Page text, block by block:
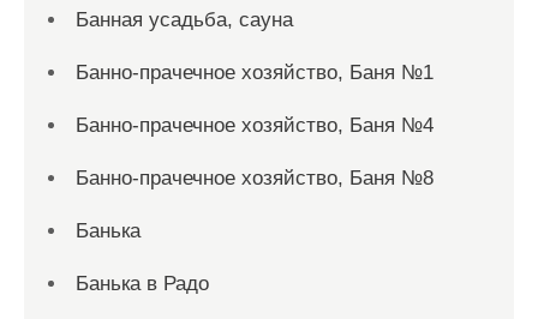
Банная усадьба, сауна
Банно-прачечное хозяйство, Баня №1
Банно-прачечное хозяйство, Баня №4
Банно-прачечное хозяйство, Баня №8
Банька
Банька в Радо